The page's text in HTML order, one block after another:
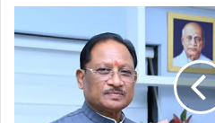
विष्णुदेव
साय
कोयला